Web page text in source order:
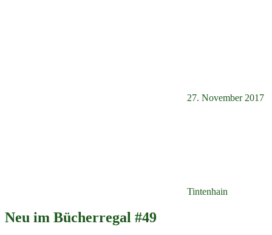
27. November 2017
Tintenhain
Neu im Bücherregal #49